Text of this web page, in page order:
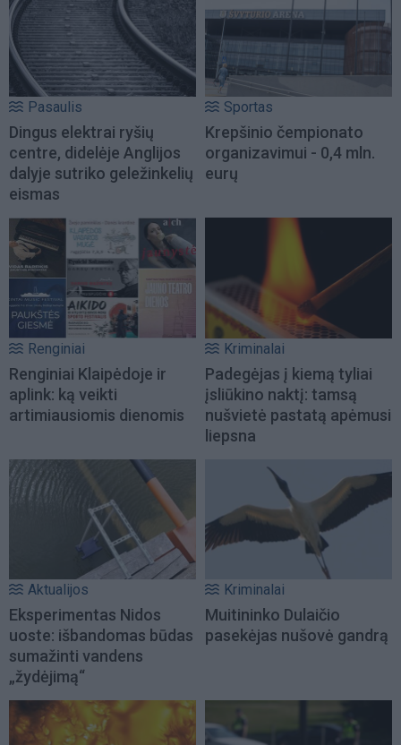
Pasaulis
Dingus elektrai ryšių
centre, didelėje Anglijos
dalyje sutriko geležinkelių
eismas
Sportas
Krepšinio čempionato
organizavimui - 0,4 mln.
eurų
Renginiai
Renginiai Klaipėdoje ir
aplink: ką veikti
artimiausiomis dienomis
Kriminalai
Padegėjas į kiemą tyliai
įsliūkino naktį: tamsą
nušvietė pastatą apėmusi
liepsna
Aktualijos
Eksperimentas Nidos
uoste: išbandomas būdas
sumažinti vandens
„žydėjimą“
Kriminalai
Muitininko Dulaičio
pasekėjas nušovė gandrą